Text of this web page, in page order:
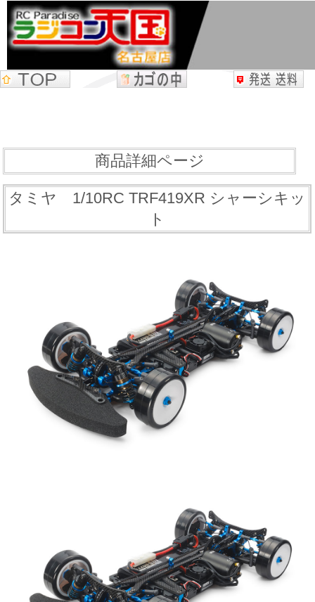
商品詳細ページ
タミヤ 1/10RC TRF419XR シャーシキッ
ト